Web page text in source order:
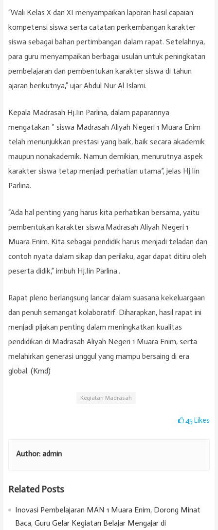
“Wali Kelas X dan XI menyampaikan laporan hasil capaian
kompetensi siswa serta catatan perkembangan karakter
siswa sebagai bahan pertimbangan dalam rapat. Setelahnya,
para guru menyampaikan berbagai usulan untuk peningkatan
pembelajaran dan pembentukan karakter siswa di tahun
ajaran berikutnya,” ujar Abdul Nur Al Islami.
Kepala Madrasah Hj.Iin Parlina, dalam paparannya
mengatakan ” siswa Madrasah Aliyah Negeri 1 Muara Enim
telah menunjukkan prestasi yang baik, baik secara akademik
maupun nonakademik. Namun demikian, menurutnya aspek
karakter siswa tetap menjadi perhatian utama”, jelas Hj.Iin
Parlina.
“Ada hal penting yang harus kita perhatikan bersama, yaitu
pembentukan karakter siswa.Madrasah Aliyah Negeri 1
Muara Enim. Kita sebagai pendidik harus menjadi teladan dan
contoh nyata dalam sikap dan perilaku, agar dapat ditiru oleh
peserta didik,” imbuh Hj.Iin Parlina..
Rapat pleno berlangsung lancar dalam suasana kekeluargaan
dan penuh semangat kolaboratif. Diharapkan, hasil rapat ini
menjadi pijakan penting dalam meningkatkan kualitas
pendidikan di Madrasah Aliyah Negeri 1 Muara Enim, serta
melahirkan generasi unggul yang mampu bersaing di era
global. (Kmd)
Kegiatan Madrasah
45Likes
Author: admin
Related Posts
Inovasi Pembelajaran MAN 1 Muara Enim, Dorong Minat
Baca, Guru Gelar Kegiatan Belajar Mengajar di